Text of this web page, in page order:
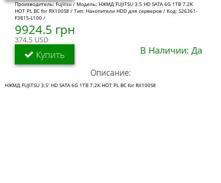
Производитель: Fujitsu / Модель: НЖМД FUJITSU 3.5 HD SATA 6G 1TB 7.2K
HOT PL BC for RX100S8 / Тип: Накопители HDD для серверов / Код: S26361-
F3815-L100 /
9924.5 грн
374.5 USD
Купить В Наличии: Да
Описание:
НЖМД FUJITSU 3.5' HD SATA 6G 1TB 7.2K HOT PL BC for RX100S8